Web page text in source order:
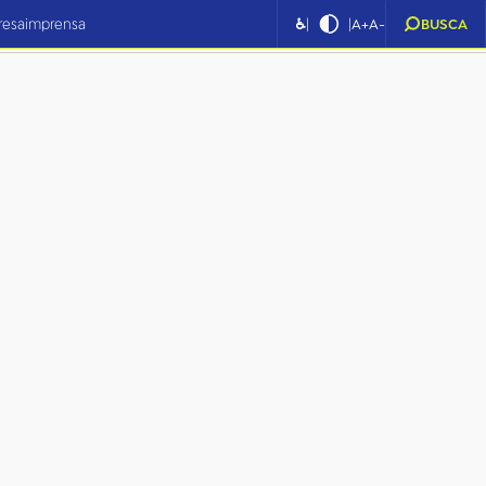
imprensa ♿| |A+A- BUSCA